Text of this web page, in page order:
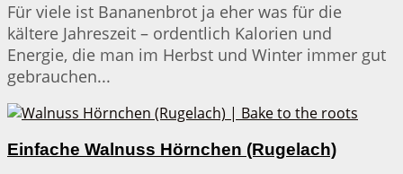
Für viele ist Bananenbrot ja eher was für die
kältere Jahreszeit – ordentlich Kalorien und
Energie, die man im Herbst und Winter immer gut
gebrauchen...
Einfache Walnuss Hörnchen (Rugelach)